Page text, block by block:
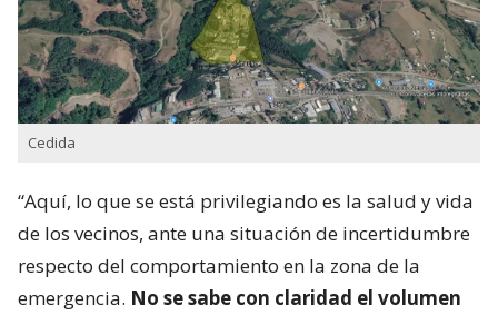
Cedida
“Aquí, lo que se está privilegiando es la salud y vida
de los vecinos, ante una situación de incertidumbre
respecto del comportamiento en la zona de la
emergencia. No se sabe con claridad el volumen